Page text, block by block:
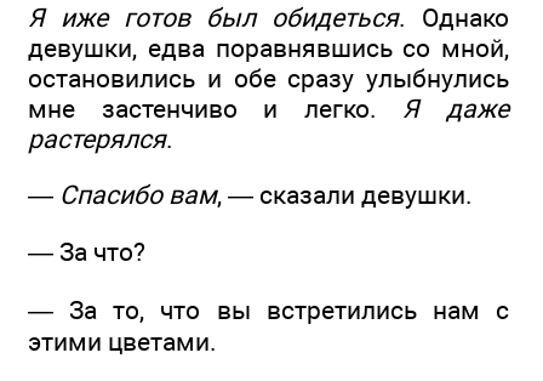
Я иже готов был обидеться. Однако
девушки, едва поравнявшись со мной,
остановились и обе сразу улыбнулись
мне застенчиво и легко. Я даже
растерялся.
— Спасибо вам, — сказали девушки.
— За что?
— За то, что вы встретились нам с
этими цветами.